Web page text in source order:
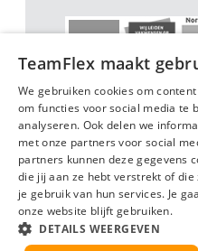
Algemene
Algemene voorwaarden
Anti-discriminatie
TeamFlex maakt
We gebruiken cookies om
om functies voor social media te
analyseren. Ook delen we
met onze partners voor social
partners kunnen deze gegevens
die jij aan ze hebt verstrekt of
je gebruik van hun services. Je
onze website blijft gebruiken.
DETAILS WEERGEVEN